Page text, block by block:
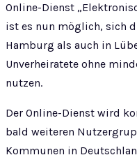
Online-Dienst
ist es nun möglich, sich
Hamburg als auch in
Unverheiratete ohne
nutzen.
Der Online-Dienst wird
bald weiteren
Kommunen in